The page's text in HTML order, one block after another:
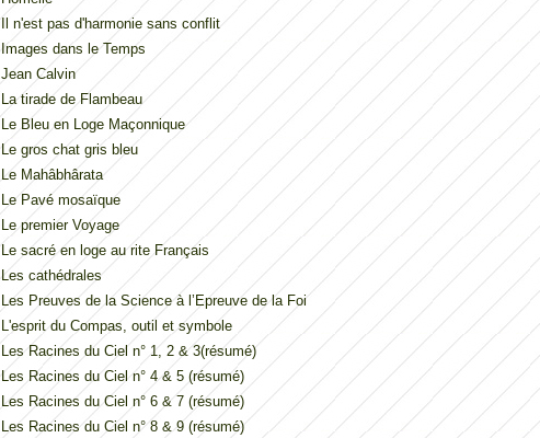
Il n'est pas d'harmonie sans conflit
Images dans le Temps
Jean Calvin
La tirade de Flambeau
Le Bleu en Loge Maçonnique
Le gros chat gris bleu
Le Mahâbhârata
Le Pavé mosaïque
Le premier Voyage
Le sacré en loge au rite Français
Les cathédrales
Les Preuves de la Science à l’Epreuve de la Foi
L'esprit du Compas, outil et symbole
Les Racines du Ciel n° 1, 2 & 3(résumé)
Les Racines du Ciel n° 4 & 5 (résumé)
Les Racines du Ciel n° 6 & 7 (résumé)
Les Racines du Ciel n° 8 & 9 (résumé)